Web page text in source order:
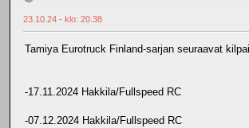
23.10.24 - klo: 20.38
Tamiya Eurotruck Finland-sarjan seuraavat
-17.11.2024 Hakkila/Fullspeed RC
-07.12.2024 Hakkila/Fullspeed RC